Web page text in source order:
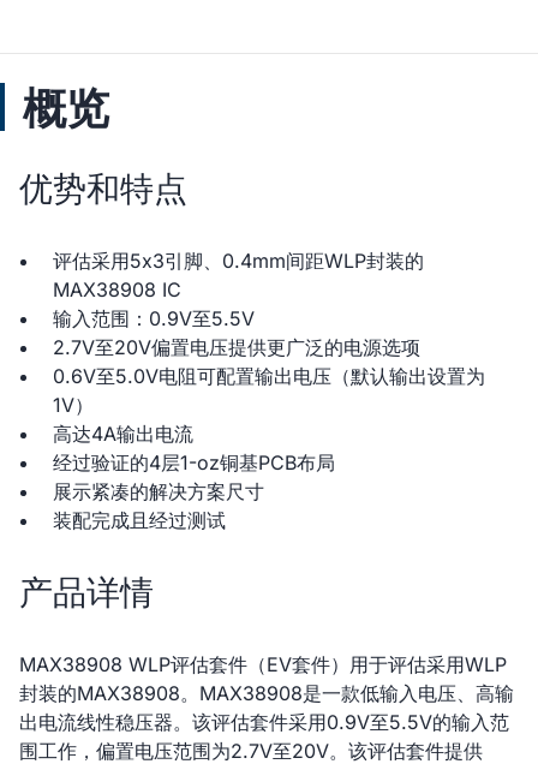
概览
优势和特点
评估采用5x3引脚、0.4mm间距WLP封装的
MAX38908 IC
输入范围：0.9V至5.5V
2.7V至20V偏置电压提供更广泛的电源选项
0.6V至5.0V电阻可配置输出电压（默认输出设置为
1V）
高达4A输出电流
经过验证的4层1-oz铜基PCB布局
展示紧凑的解决方案尺寸
装配完成且经过测试
产品详情
MAX38908 WLP评估套件（EV套件）用于评估采用WLP
封装的MAX38908。MAX38908是一款低输入电压、高输
出电流线性稳压器。该评估套件采用0.9V至5.5V的输入范
围工作，偏置电压范围为2.7V至20V。该评估套件提供